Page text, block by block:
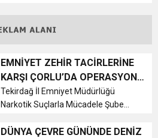
mücadele kapsamında emniyet
operas...
EMNİYET ZEHİR TACİRLERİNE
KARŞI ÇORLU’DA OPERASYON
DÜZENLEDİ
Tekirdağ İl Emniyet Müdürlüğü
Narkotik Suçlarla Mücadele Şube
uyuşturucu madde satıcılarına
DÜNYA ÇEVRE GÜNÜNDE DENİZ